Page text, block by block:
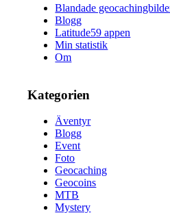
Blandade
Blogg
Latitude59 appen
Min statistik
Om
Kategorien
Äventyr
Blogg
Event
Foto
Geocaching
Geocoins
MTB
Mystery